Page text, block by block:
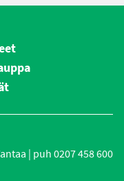
| puh 0207 458 600